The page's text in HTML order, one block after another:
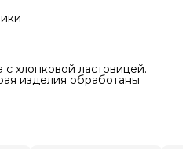
хлопковой ластовицей.
изделия обработаны